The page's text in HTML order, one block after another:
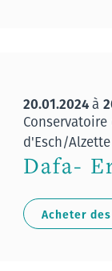
20.01.2024à
d'Esch/Alzette
Dafa-
Acheter